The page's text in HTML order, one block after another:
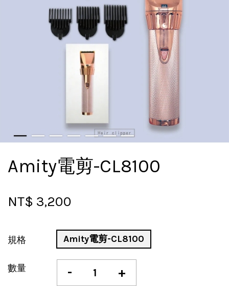
Amity電剪-CL8100
NT$ 3,200
規格 Amity電剪-CL8100
數量 - +